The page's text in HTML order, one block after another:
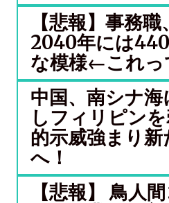
【悲報】事務
2040年には
な模様←これっ
中国、南シナ海
しフィリピン
的示威強まり
へ！
【悲報】 鳥人